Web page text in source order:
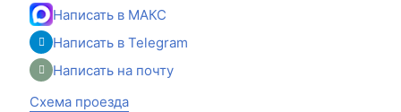
Написать в МАКС
Написать в Telegram
Написать на почту
Схема проезда